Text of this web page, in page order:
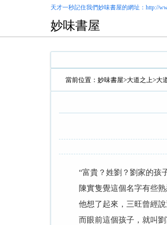
天才一秒記住我們妙味書屋的網址：http://
妙味書屋
當前位置： 妙味書屋>大道之上>大
“富貴？姓劉？劉家的孩
陳實隻覺這個名字有些熟
他想了起來，三旺曾經說
而眼前這個孩子，就叫劉